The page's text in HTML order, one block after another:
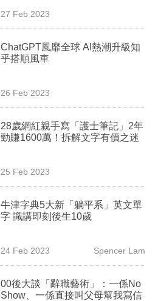
27 Feb 2023
ChatGPT風靡全球 AI熱潮升級知
乎搭順風車
26 Feb 2023
28歲網紅親手寫「護士筆記」2年
勁賺1600萬！拆解文字有價之迷
25 Feb 2023
牛津字典5大新「躺平系」英文單
字 識講即刻後生10歲
24 Feb 2023 Spencer Lam
00後大談「辭職藝術」：一係No
Show、一係直接叫父母幫我寫信